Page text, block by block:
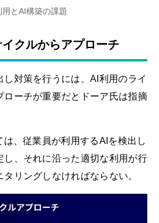
用とAI構築の課題
クルからアプローチ
し対策を行うには、AI利用のライ
ローチが重要だとドーア氏は指摘
、従業員が利用するAIを検出し
し、それに沿った適切な利用が行
リングしなければならない。